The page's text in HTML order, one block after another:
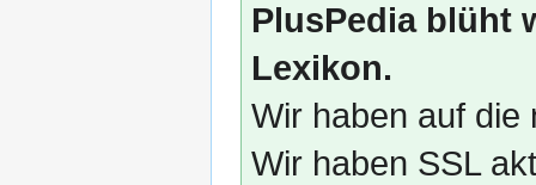
PlusPedia blüht
Lexikon.
Wir haben auf die
Wir haben SSL